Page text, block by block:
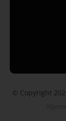
© Copyright